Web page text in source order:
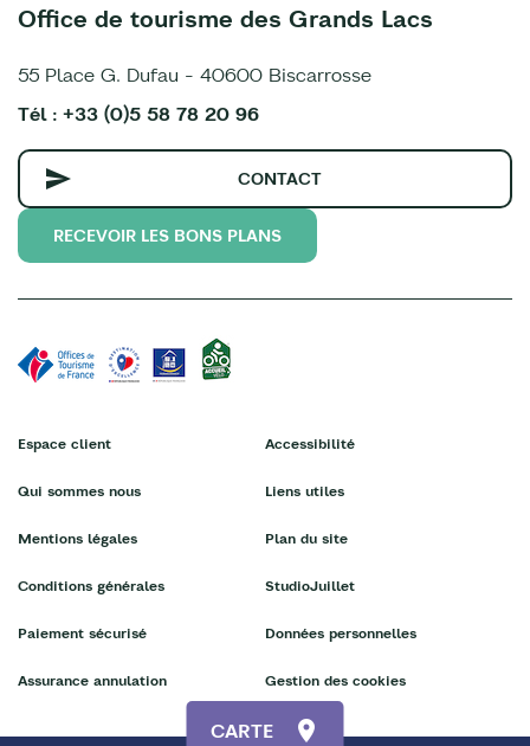
CARTE
Office de tourisme des Grands Lacs
55 Place G. Dufau - 40600 Biscarrosse
Tél : +33 (0)5 58 78 20 96
CONTACT
RECEVOIR LES BONS PLANS
Espace client
Qui sommes nous
Mentions légales
Conditions générales
Paiement sécurisé
Assurance annulation
Accessibilité
Liens utiles
Plan du site
StudioJuillet
Données personnelles
Gestion des cookies